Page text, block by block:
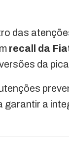
das
recall da
da
a